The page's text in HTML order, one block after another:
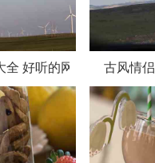
全 好听的网络游戏情侣昵
古风情